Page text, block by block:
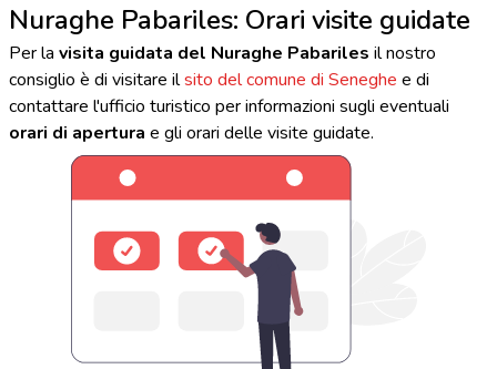
Nuraghe Pabariles: Orari visite guidate
Per la visita guidata del Nuraghe Pabariles il nostro
consiglio è di visitare ilsito del comune di Seneghe e di
contattare l'ufficio turistico per informazioni sugli eventuali
orari di apertura e gli orari delle visite guidate.